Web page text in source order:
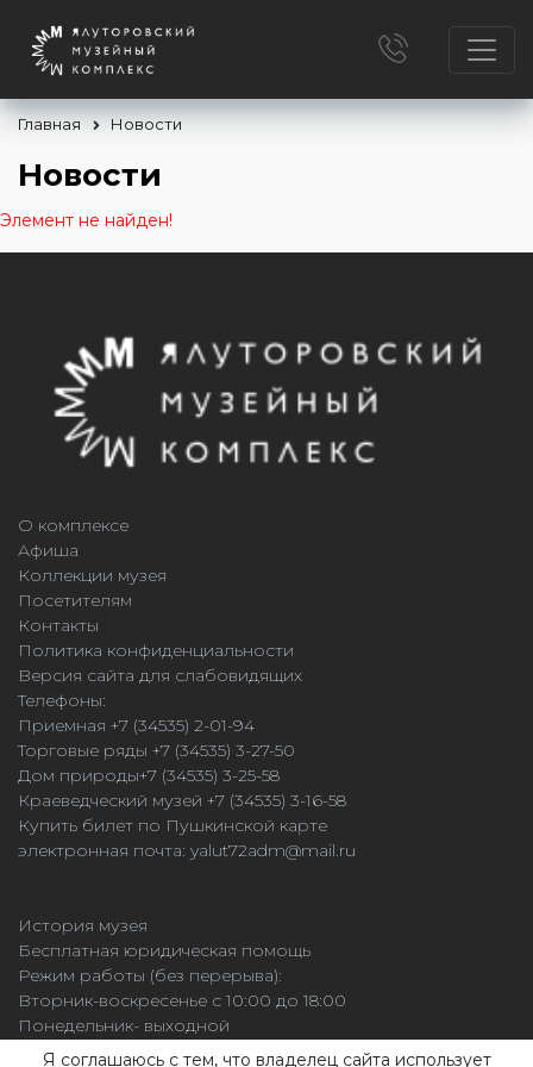
Главная Новости
Новости
Элемент не найден!
О комплексе
Афиша
Коллекции музея
Посетителям
Контакты
Политика конфиденциальности
Версия сайта для слабовидящих
Телефоны:
Приемная +7 (34535) 2-01-94
Торговые ряды +7 (34535) 3-27-50
Дом природы+7 (34535) 3-25-58
Краеведческий музей +7 (34535) 3-16-58
Купить билет по Пушкинской карте
электронная почта: yalut72adm@mail.ru
История музея
Бесплатная юридическая помощь
Режим работы (без перерыва):
Вторник-воскресенье с 10:00 до 18:00
Понедельник- выходной
Касса работает до 17:30
Я соглашаюсь с тем, что владелец сайта использует